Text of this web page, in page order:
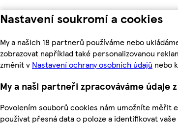
Nastavení soukromí a cookies
My a našich 18 partnerů používáme nebo
zobrazovat například také personalizovanou
změnit v Nastavení ochrany osobních údajů nebo
My a naši partneři zpracováváme údaje
Povolením souborů cookies nám umožníte měřit
používat přesná data o poloze a identifikovat vaše